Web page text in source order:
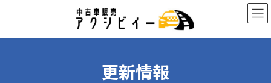
ン
ー
更新情報